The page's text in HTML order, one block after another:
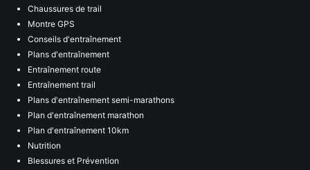
Chaussures de trail
Montre GPS
Conseils d'entraînement
Plans d'entraînement
Entraînement route
Entraînement trail
Plans d'entraînement semi-marathons
Plan d'entraînement marathon
Plan d'entraînement 10km
Nutrition
Blessures et Prévention